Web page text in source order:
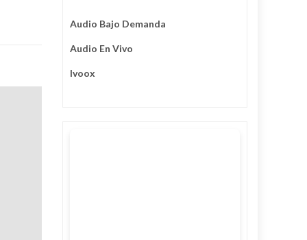
Audio Bajo Demanda
Audio En Vivo
Ivoox